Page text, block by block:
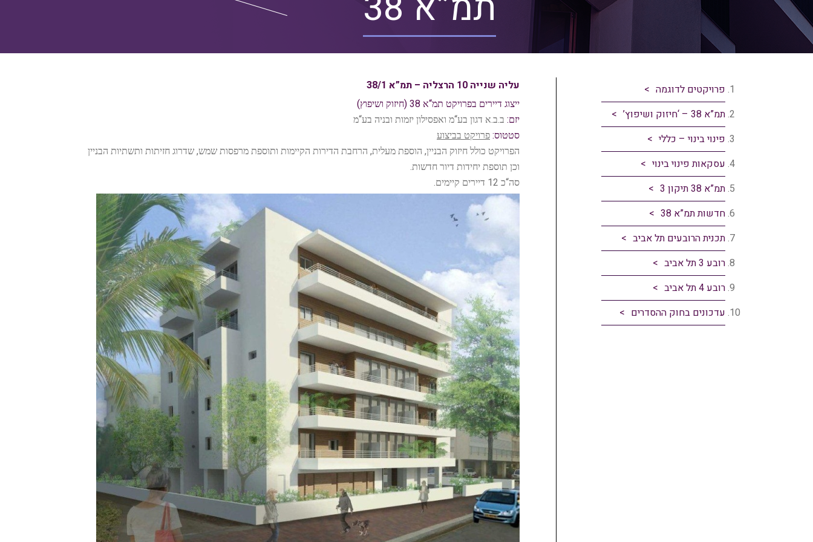
פרויקטים לדוגמה
תמ”א 38 – ‘חיזוק ושיפוץ’
פינוי בינוי – כללי
עסקאות פינוי בינוי
תמ”א 38 תיקון 3
חדשות תמ”א 38
תכנית הרובעים תל אביב
רובע 3 תל אביב
רובע 4 תל אביב
עדכונים בחוק ההסדרים
עליה שנייה 10 הרצליה – תמ”א 38/1
ייצוג דיירים בפרויקט תמ“א 38 ( חיזוק ושיפוץ)
יזם: ב.ב.א דגון בע“מ ואפסילון יזמות ובניה בע“מ
סטטוס: פרויקט בביצוע
הפרויקט כולל חיזוק הבניין, הוספת מעלית, הרחבת הדירות הקיימות ותוספת מרפסות שמש, שדרוג חזיתות ותשתיות הבניין
וכן תוספת יחידות דיור חדשות.
סה“כ 12 דיירים קיימים.